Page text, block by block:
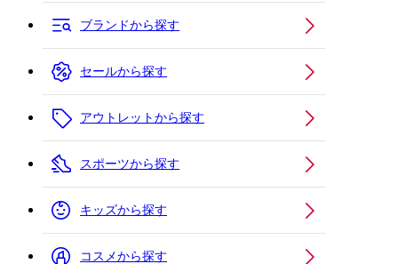
ブランドから探す
セールから探す
アウトレットから探す
スポーツから探す
キッズから探す
コスメから探す